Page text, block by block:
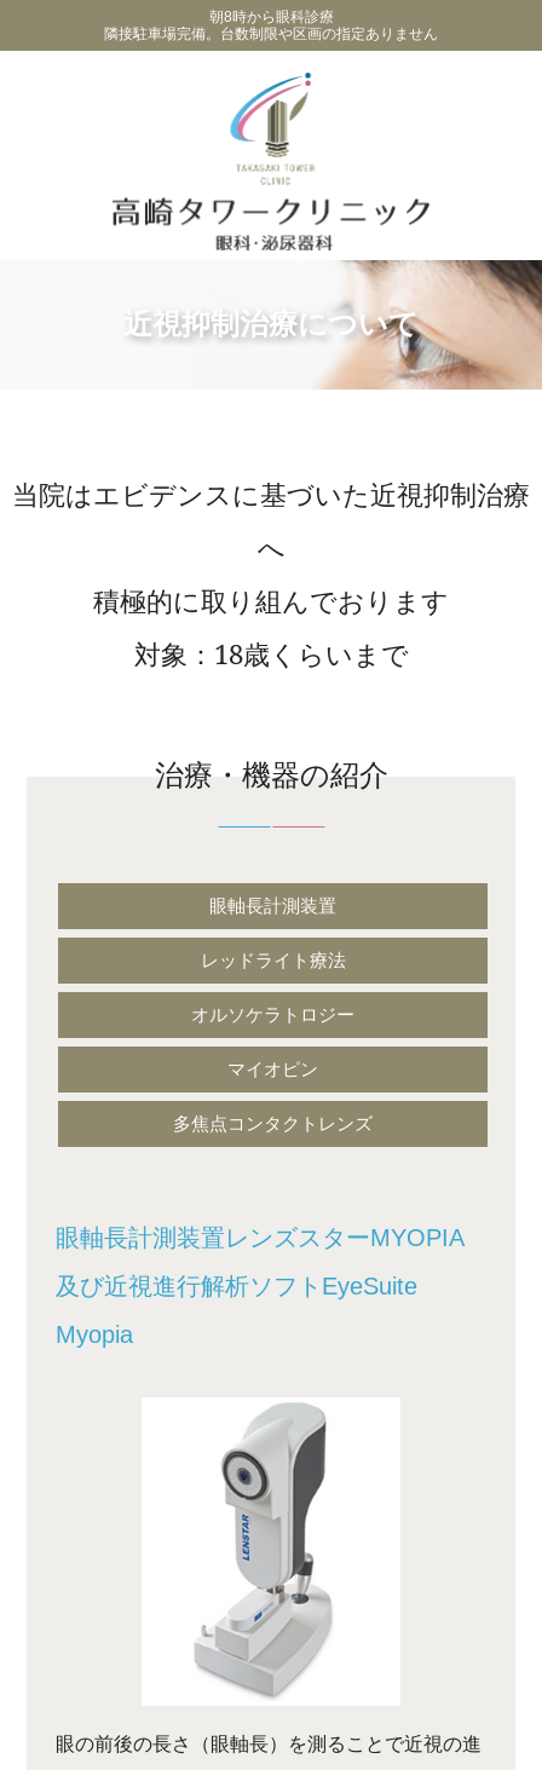
朝8時から眼科診療
隣接駐車場完備。台数制限や区画の指定ありません
近視抑制治療について
当院はエビデンスに基づいた近視抑制治療
へ
積極的に取り組んでおります
対象：18歳くらいまで
治療・機器の紹介
眼軸長計測装置
レッドライト療法
オルソケラトロジー
マイオピン
多焦点コンタクトレンズ
眼軸長計測装置レンズスターMYOPIA
及び近視進行解析ソフトEyeSuite
Myopia
眼の前後の長さ（眼軸長）を測ることで近視の進